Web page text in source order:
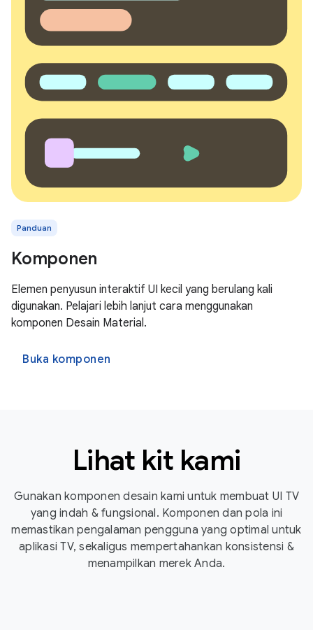
Panduan
Komponen
Elemen penyusun interaktif UI kecil yang berulang kali
digunakan. Pelajari lebih lanjut cara menggunakan
komponen Desain Material.
Buka komponen
Lihat kit kami
Gunakan komponen desain kami untuk membuat UI TV
yang indah & fungsional. Komponen dan pola ini
memastikan pengalaman pengguna yang optimal untuk
aplikasi TV, sekaligus mempertahankan konsistensi &
menampilkan merek Anda.